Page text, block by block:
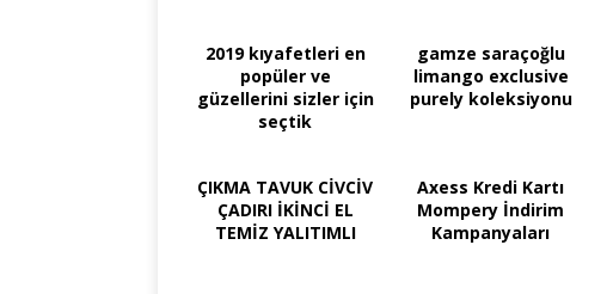
2019 kıyafetleri en
popüler ve
güzellerini sizler için
seçtik
gamze saraçoğlu
limango exclusive
purely koleksiyonu
ÇIKMA TAVUK CİVCİV
ÇADIRI İKİNCİ EL
TEMİZ YALITIMLI
Axess Kredi Kartı
Mompery İndirim
Kampanyaları